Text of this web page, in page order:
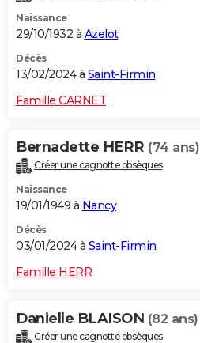
Naissance
29/10/1932 à Azelot
Décès
13/02/2024 à Saint-Firmin
Famille CARNET
Bernadette HERR (74 ans)
Créer une cagnotte obsèques
Naissance
19/01/1949 à Nancy
Décès
03/01/2024 à Saint-Firmin
Famille HERR
Danielle BLAISON (82 ans)
Créer une cagnotte obsèques